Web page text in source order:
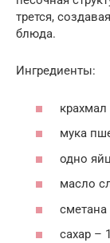
трется,
блюда.
Ингредиенты:
крахмал
мука
одно
масло
сахар –